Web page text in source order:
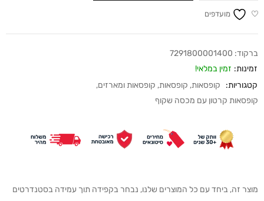
מועדפים
ברקוד: 7291800001400
זמינות: זמין במלאי!
קטגוריות:
קופסאות, קופסאות, קופסאות ומארזים,
קופסאות קרטון עם מכסה שקוף
מוצר זה, ביחד עם כל המוצרים שלנו, נבחר בקפידה תוך עמידה בסטנדרטים